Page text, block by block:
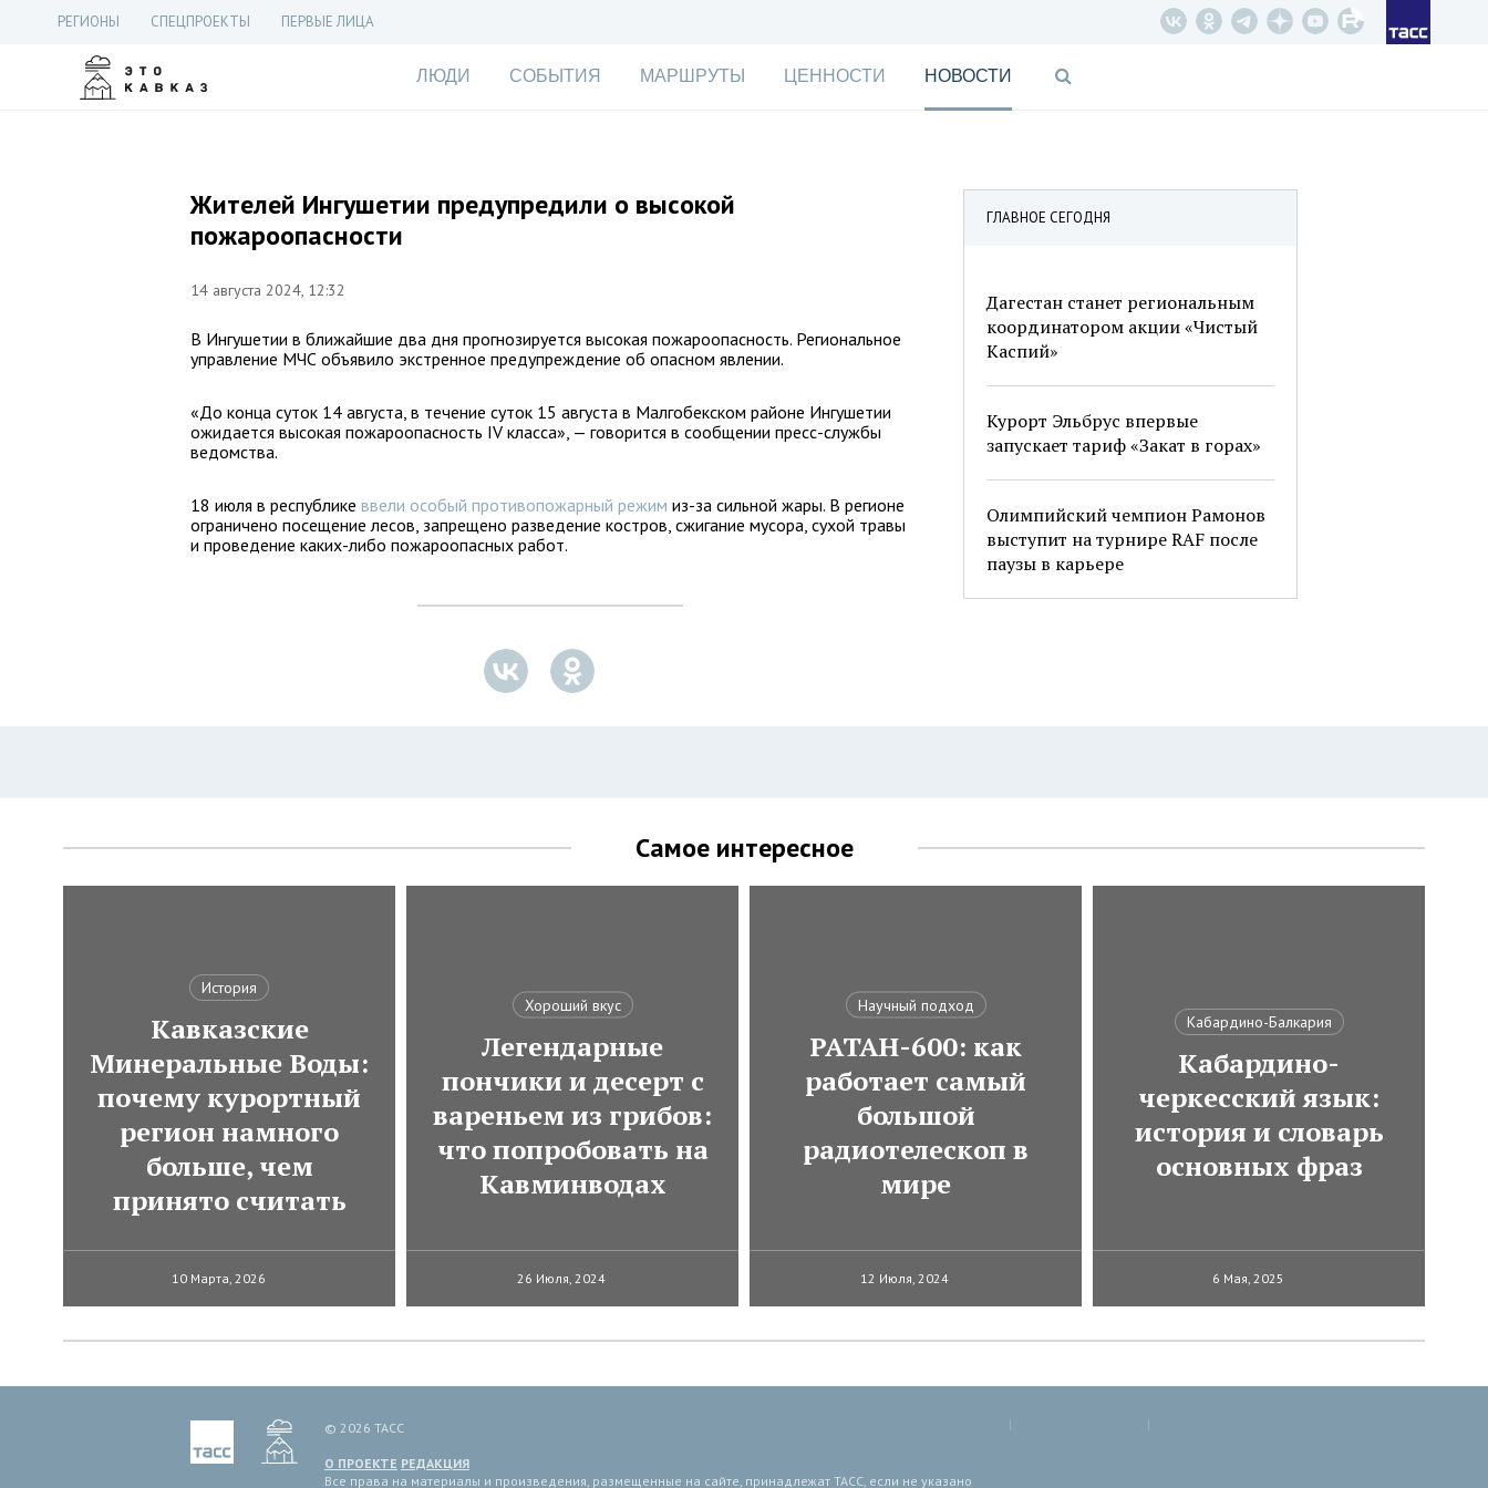
РЕГИОНЫ СПЕЦПРОЕКТЫ ПЕРВЫЕ ЛИЦА
ЛЮДИ СОБЫТИЯ МАРШРУТЫ ЦЕННОСТИ НОВОСТИ
ГЛАВНОЕ СЕГОДНЯ
Дагестан станет региональным
координатором акции «Чистый
Каспий»
Курорт Эльбрус впервые
запускает тариф «Закат в горах»
Олимпийский чемпион Рамонов
выступит на турнире RAF после
паузы в карьере
Жителей Ингушетии предупредили о высокой
пожароопасности
14 августа 2024, 12:32
В Ингушетии в ближайшие два дня прогнозируется высокая пожароопасность. Региональное
управление МЧС объявило экстренное предупреждение об опасном явлении.
«До конца суток 14 августа, в течение суток 15 августа в Малгобекском районе Ингушетии
ожидается высокая пожароопасность IV класса», — говорится в сообщении пресс-службы
ведомства.
18 июля в республике ввели особый противопожарный режим из-за сильной жары. В регионе
ограничено посещение лесов, запрещено разведение костров, сжигание мусора, сухой травы
и проведение каких-либо пожароопасных работ.
Самое интересное
История
Кавказские
Минеральные Воды:
почему курортный
регион намного
больше, чем
принято считать
10 Марта, 2026
Хороший вкус
Легендарные
пончики и десерт с
вареньем из грибов:
что попробовать на
Кавминводах
26 Июля, 2024
Научный подход
РАТАН-600: как
работает самый
большой
радиотелескоп в
мире
12 Июля, 2024
Кабардино-Балкария
Кабардино-
черкесский язык:
история и словарь
основных фраз
6 Мая, 2025
© 2026 ТАСС
О ПРОЕКТЕ РЕДАКЦИЯ
Все права на материалы и произведения, размещенные на сайте, принадлежат ТАСС, если не указано